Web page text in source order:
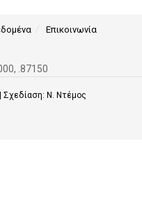
Επικοινωνία
.87150
| Σχεδίαση: Ν. Ντέμος